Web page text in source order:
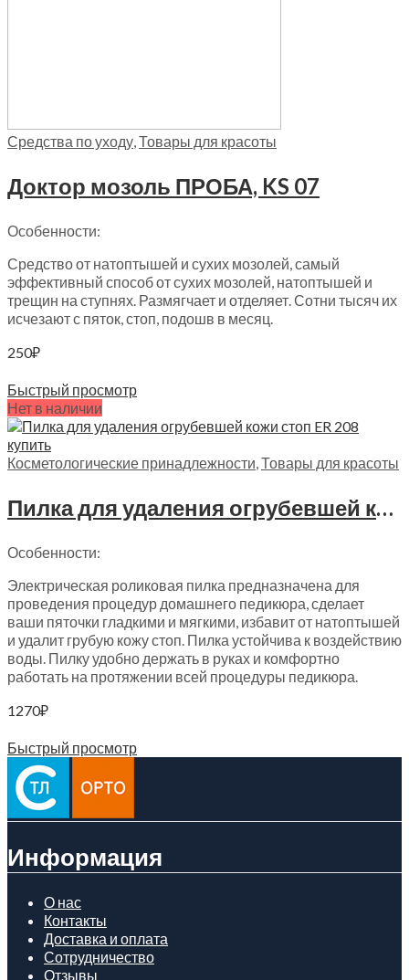
Средства по уходу,Товары для красоты
Доктор мозоль ПРОБА, KS 07
Особенности:
Средство от натоптышей и сухих мозолей, самый
эффективный способ от сухих мозолей, натоптышей и
трещин на ступнях. Размягчает и отделяет. Сотни тысяч их
исчезают с пяток, стоп, подошв в месяц.
250₽
Быстрый просмотр
Нет в наличии
Косметологические принадлежности,Товары для красоты
Пилка для удаления огрубевшей кожи стоп Ergopower, ER 208
Особенности:
Электрическая роликовая пилка предназначена для
проведения процедур домашнего педикюра, сделает
ваши пяточки гладкими и мягкими, избавит от натоптышей
и удалит грубую кожу стоп. Пилка устойчива к воздействию
воды. Пилку удобно держать в руках и комфортно
работать на протяжении всей процедуры педикюра.
1270₽
Быстрый просмотр
Информация
О нас
Контакты
Доставка и оплата
Сотрудничество
Отзывы